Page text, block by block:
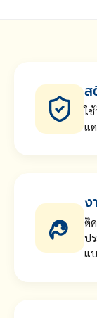
ส
ใ
แ
ง
ติ
ป
แ